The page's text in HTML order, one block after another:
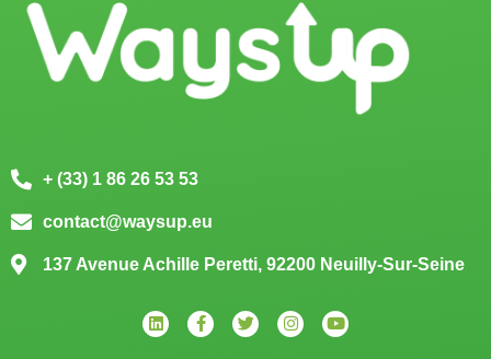
+ (33) 1 86 26 53 53
contact@waysup.eu
137 Avenue Achille Peretti, 92200 Neuilly-Sur-Seine